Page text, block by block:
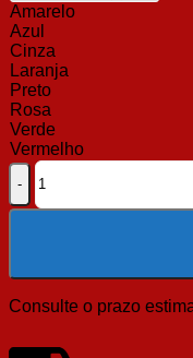
Amarelo
Azul
Cinza
Laranja
Preto
Rosa
Verde
Vermelho
Leg
Press
45º
Consulte o prazo